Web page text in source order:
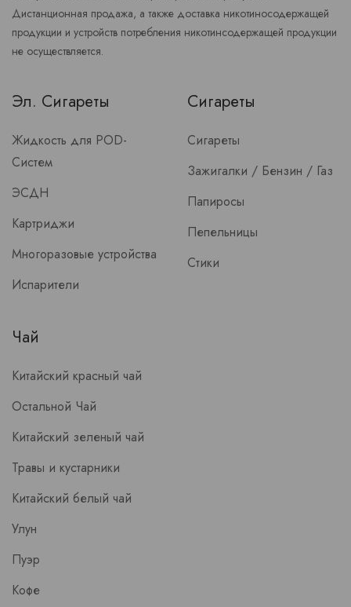
Дистанционная продажа, а также доставка никотиносодержащей
продукции и устройств потребления никотинсодержащей продукции
не осуществляется.
Эл. Сигареты
Жидкость для POD-
Систем
ЭСДН
Картриджи
Многоразовые устройства
Испарители
Сигареты
Сигареты
Зажигалки / Бензин / Газ
Папиросы
Пепельницы
Стики
Чай
Китайский красный чай
Остальной Чай
Китайский зеленый чай
Травы и кустарники
Китайский белый чай
Улун
Пуэр
Кофе